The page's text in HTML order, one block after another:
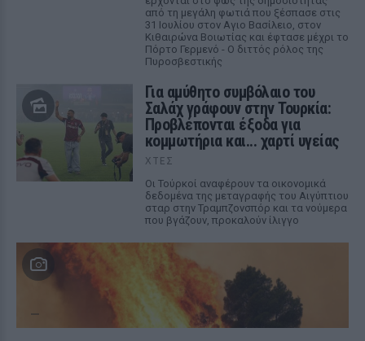
από τη μεγάλη φωτιά που ξέσπασε στις
31 Ιουλίου στον Αγιο Βασίλειο, στον
Κιθαιρώνα Βοιωτίας και έφτασε μέχρι το
Πόρτο Γερμενό - Ο διττός ρόλος της
Πυροσβεστικής
Για αμύθητο συμβόλαιο του
Σαλάχ γράφουν στην Τουρκία:
Προβλέπονται έξοδα για
κομμωτήρια και... χαρτί υγείας
ΧΤΕΣ
Οι Τούρκοί αναφέρουν τα οικονομικά
δεδομένα της μεταγραφής του Αιγύπτιου
σταρ στην Τραμπζονσπόρ και τα νούμερα
που βγάζουν, προκαλούν ίλιγγο